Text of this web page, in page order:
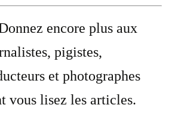
encore plus aux
pigistes,
et photographes
vous lisez les articles.